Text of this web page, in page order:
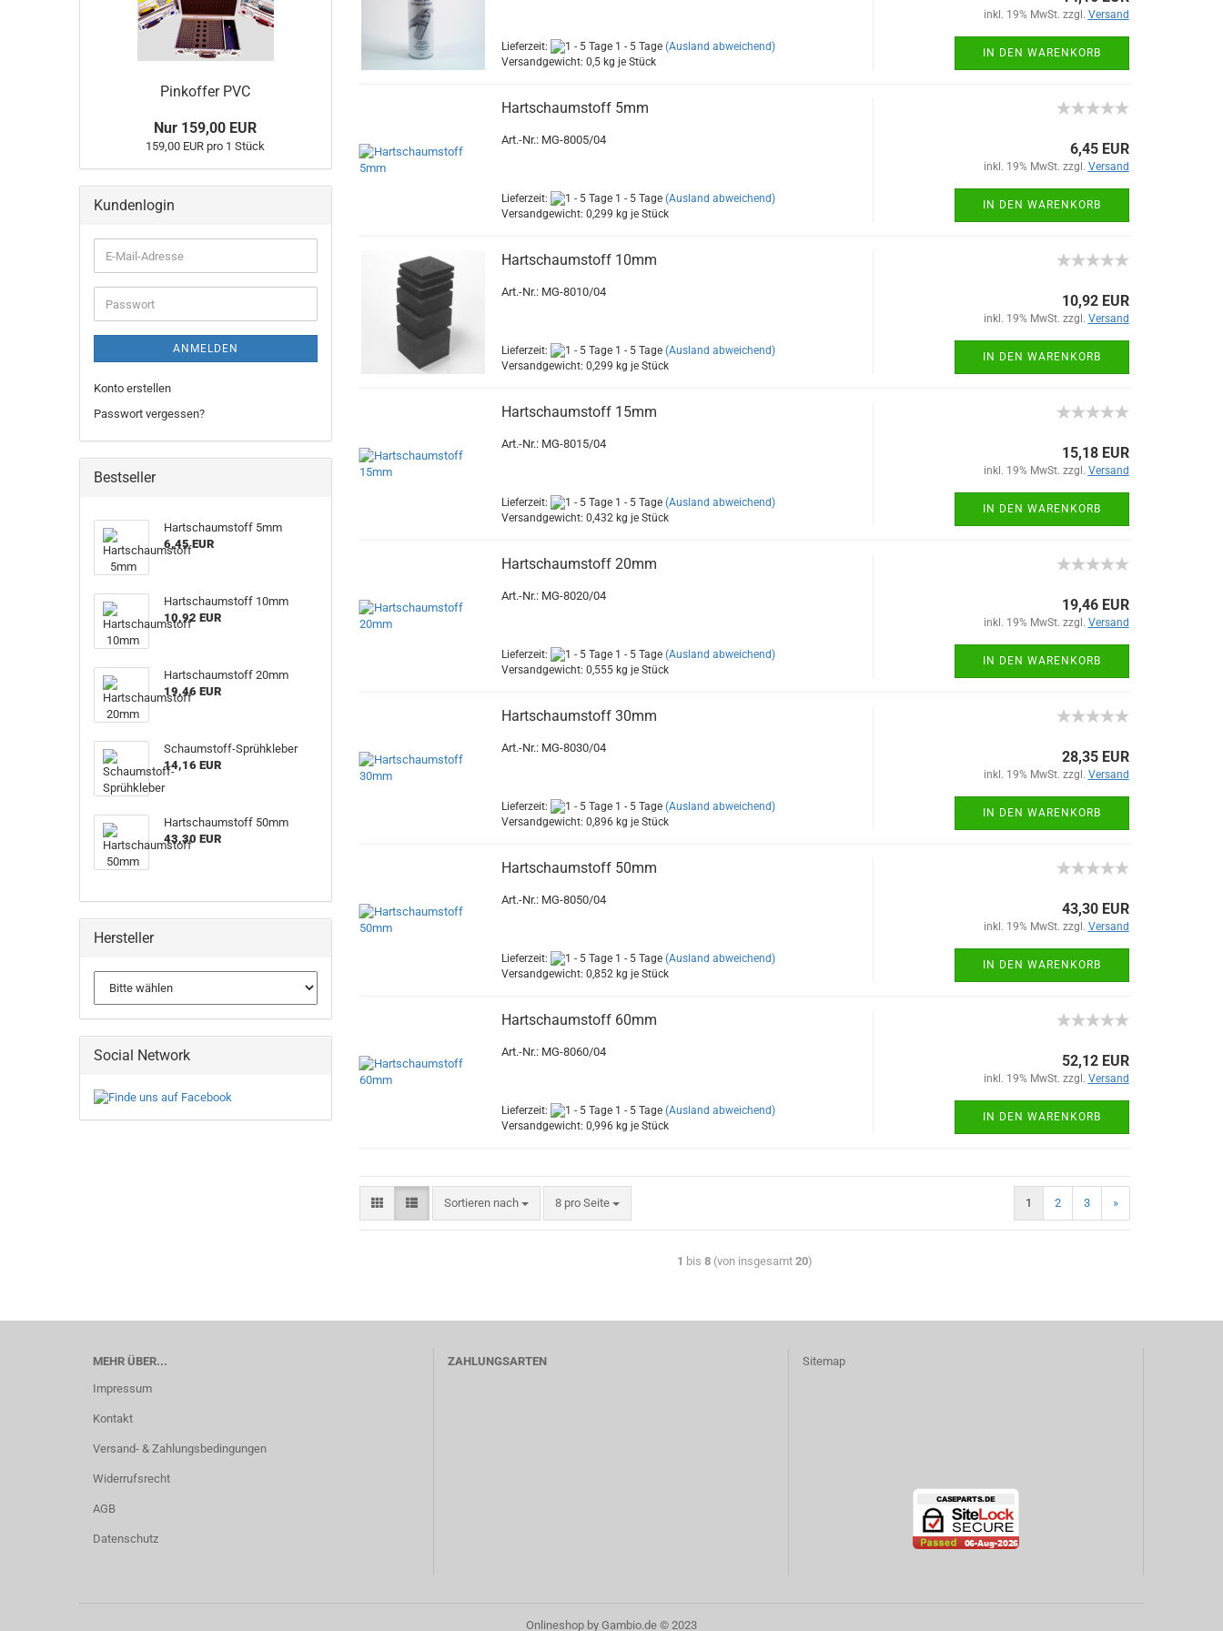
Lieferzeit: 1 - 5 Tage (Ausland abweichend)
Versandgewicht: 0,5kg je Stück
inkl. 19% MwSt. zzgl. Versand
IN DEN WARENKORB
Hartschaumstoff 5mm
Art.-Nr.: MG-8005/04
Lieferzeit: 1 - 5 Tage (Ausland abweichend)
Versandgewicht: 0,299 kg je Stück
6,45 EUR
inkl. 19% MwSt. zzgl. Versand
IN DEN WARENKORB
Hartschaumstoff 10mm
Art.-Nr.: MG-8010/04
Lieferzeit: 1 - 5 Tage (Ausland abweichend)
Versandgewicht: 0,299 kg je Stück
10,92 EUR
inkl. 19% MwSt. zzgl. Versand
IN DEN WARENKORB
Hartschaumstoff 15mm
Art.-Nr.: MG-8015/04
Lieferzeit: 1 - 5 Tage (Ausland abweichend)
Versandgewicht: 0,432kg je Stück
15,18 EUR
inkl. 19% MwSt. zzgl. Versand
IN DEN WARENKORB
Hartschaumstoff 20mm
Art.-Nr.: MG-8020/04
Lieferzeit: 1 - 5 Tage (Ausland abweichend)
Versandgewicht: 0,555kg je Stück
19,46 EUR
inkl. 19% MwSt. zzgl. Versand
IN DEN WARENKORB
Hartschaumstoff 30mm
Art.-Nr.: MG-8030/04
Lieferzeit: 1 - 5 Tage (Ausland abweichend)
Versandgewicht: 0,896 kg je Stück
28,35 EUR
inkl. 19% MwSt. zzgl. Versand
IN DEN WARENKORB
Hartschaumstoff 50mm
Art.-Nr.: MG-8050/04
Lieferzeit: 1 - 5 Tage (Ausland abweichend)
Versandgewicht: 0,852kg je Stück
43,30 EUR
inkl. 19% MwSt. zzgl. Versand
IN DEN WARENKORB
Hartschaumstoff 60mm
Art.-Nr.: MG-8060/04
Lieferzeit: 1 - 5 Tage (Ausland abweichend)
Versandgewicht: 0,996 kg je Stück
52,12 EUR
inkl. 19% MwSt. zzgl. Versand
IN DEN WARENKORB
Sortieren nach 8 pro Seite 1 2 3 »
1 bis 8(von insgesamt 20)
Pinkoffer PVC
Nur 159,00 EUR
159,00 EUR pro 1 Stück
Kundenlogin
ANMELDEN
Konto erstellen
Passwort vergessen?
Bestseller
Hartschaumstoff 5mm
6,45 EUR
Hartschaumstoff 10mm
10,92 EUR
Hartschaumstoff 20mm
19,46 EUR
Schaumstoff-Sprühkleber
14,16 EUR
Hartschaumstoff 50mm
43,30 EUR
Hersteller
Social Network
MEHR ÜBER...
Impressum
Kontakt
Versand- & Zahlungsbedingungen
Widerrufsrecht
AGB
Datenschutz
ZAHLUNGSARTEN Sitemap
Onlineshop by Gambio.de © 2023